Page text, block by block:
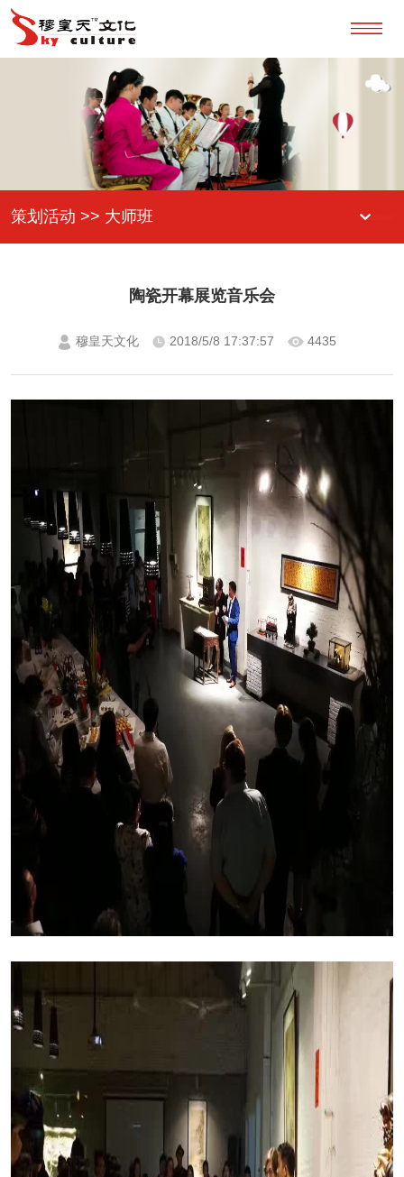
策划活动 >> 大师班
陶瓷开幕展览音乐会
穆皇天文化 2018/5/8 17:37:57 4435